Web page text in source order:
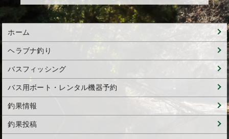
ホーム
ヘラブナ釣り
バスフィッシング
バス用ボート・レンタル機器予約
釣果情報
釣果投稿